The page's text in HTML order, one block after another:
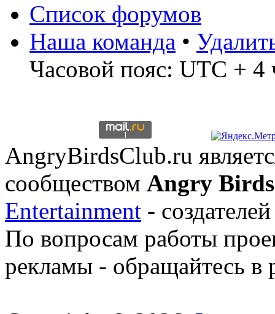
Список форумов
Наша команда •
Часовой пояс: UTC + 4
AngryBirdsClub.ru
сообществом Angry Birds
Entertainment -
По вопросам работы
рекламы - обращайтесь в